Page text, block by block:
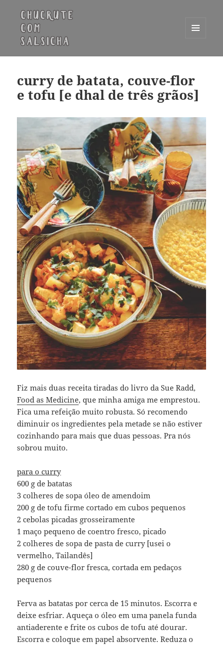
WIDGETS
curry de batata, couve-flor
e tofu [e dhal de três grãos]
Fiz mais duas receita tiradas do livro da Sue Radd,
Food as Medicine, que minha amiga me emprestou.
Fica uma refeição muito robusta. Só recomendo
diminuir os ingredientes pela metade se não estiver
cozinhando para mais que duas pessoas. Pra nós
sobrou muito.
para o curry
600 g de batatas
3 colheres de sopa óleo de amendoim
200 g de tofu firme cortado em cubos pequenos
2 cebolas picadas grosseiramente
1 maço pequeno de coentro fresco, picado
2 colheres de sopa de pasta de curry [usei o
vermelho, Tailandês]
280 g de couve-flor fresca, cortada em pedaços
pequenos
Ferva as batatas por cerca de 15 minutos. Escorra e
deixe esfriar. Aqueça o óleo em uma panela funda
antiaderente e frite os cubos de tofu até dourar.
Escorra e coloque em papel absorvente. Reduza o